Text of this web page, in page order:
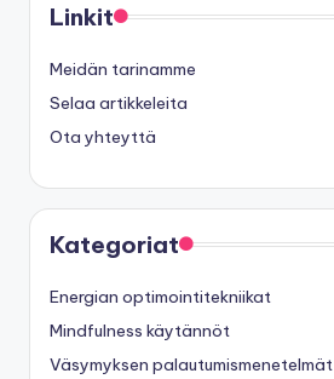
Linkit
Meidän tarinamme
Selaa artikkeleita
Ota yhteyttä
Kategoriat
Energian optimointitekniikat
Mindfulness käytännöt
Väsymyksen palautumismenetelmät